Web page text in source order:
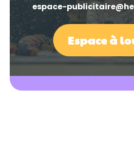
espace-
Espace à